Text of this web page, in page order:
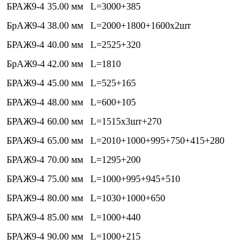
БРАЖ9-4 35.00 мм L=3000+385
БрАЖ9-4 38.00 мм L=2000+1800+1600х2шт
БРАЖ9-4 40.00 мм L=2525+320
БрАЖ9-4 42.00 мм L=1810
БРАЖ9-4 45.00 мм L=525+165
БРАЖ9-4 48.00 мм L=600+105
БРАЖ9-4 60.00 мм L=1515х3шт+270
БРАЖ9-4 65.00 мм L=2010+1000+995+750+415+280
БРАЖ9-4 70.00 мм L=1295+200
БРАЖ9-4 75.00 мм L=1000+995+945+510
БРАЖ9-4 80.00 мм L=1030+1000+650
БРАЖ9-4 85.00 мм L=1000+440
БРАЖ9-4 90.00 мм L=1000+215